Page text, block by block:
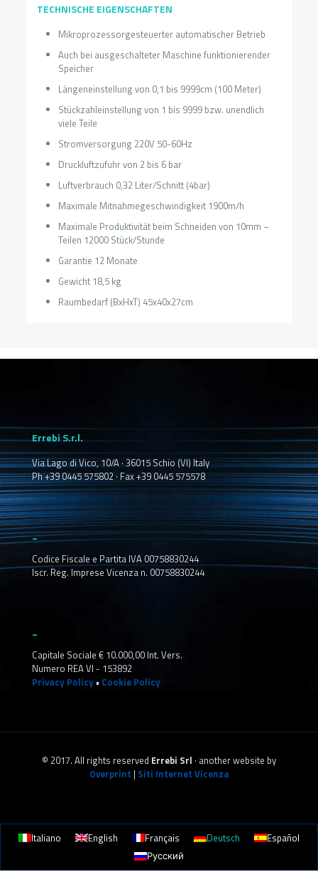
TECHNISCHE EIGENSCHAFTEN
Mikroprozessorgesteuerter automatischer Betrieb
Auch bei ausgeschalteter Maschine funktionierender
Speicher
Längeneinstellung von 0,1 bis 9999cm (100 Meter)
Stückzahleinstellung von 1 bis 9999 bzw. unendlich
viele Teile
Stromversorgung 220V 50-60Hz
Druckluftzufuhr von 2 bis 6 bar
Luftverbrauch 0,32 Liter/Schnitt (4bar)
Maximale Mitnahmegeschwindigkeit 1900m/h
Maximale Produktivität beim Schneiden von 10mm –
Teilen 12000 Stück/Stunde
Garantie 12 Monate
Gewicht 18,5 kg
Raumbedarf (BxHxT) 45x40x27cm
Errebi S.r.l.
Via Lago di Vico, 10/A · 36015 Schio (VI) Italy
Ph +39 0445 575802 · Fax +39 0445 575578
_
Codice Fiscale e Partita IVA 00758830244
Iscr. Reg. Imprese Vicenza n. 00758830244
Capitale Sociale € 10.000,00 Int. Vers.
Numero REA VI - 153892
Privacy Policy • Cookie Policy
© 2017. All rights reserved Errebi Srl · another website by
Overprint | Siti Internet Vicenza
Italiano English Français Deutsch
Español
Русский